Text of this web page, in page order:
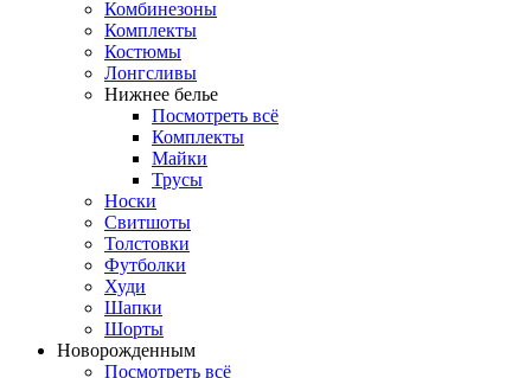
Комбинезоны
Комплекты
Костюмы
Лонгсливы
Нижнее белье
Посмотреть всё
Комплекты
Майки
Трусы
Носки
Свитшоты
Толстовки
Футболки
Худи
Шапки
Шорты
Новорожденным
Посмотреть всё